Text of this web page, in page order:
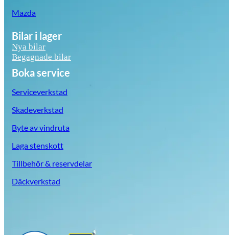
Mazda
Bilar i lager
Nya bilar
Begagnade bilar
Boka service
Serviceverkstad
Skadeverkstad
Byte av vindruta
Laga stenskott
Tillbehör & reservdelar
Däckverkstad